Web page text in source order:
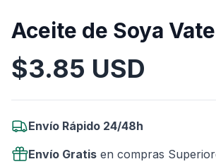
Aceite de Soya
Información del Producto
$3.85 USD
Envío Rápido 24/48h
Envío Gratis en compras